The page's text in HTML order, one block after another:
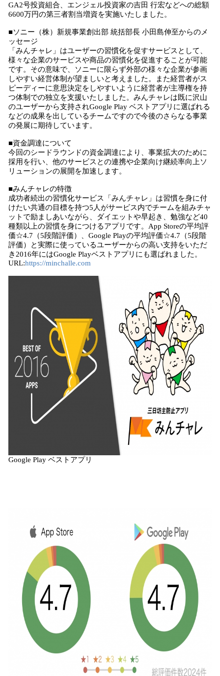
GA2号投資組合、エンジェル投資家の吉田 行宏などへの総額
6600万円の第三者割当増資を実施いたしました。
■ソニー（株）新規事業創出部 統括部長 小田島伸至からのメ
ッセージ
「みんチャレ」はユーザーの習慣化を促すサービスとして、
様々な企業のサービスや商品の習慣化を促進することが可能
です。その意味で、ソニーに限らず外部の様々な企業が参画
しやすい経営体制が望ましいと考えました。また経営者がス
ピーディーに意思決定をしやすいように経営者が主導権を持
つ体制での独立を支援いたしました。みんチャレは既に沢山
のユーザーから支持されGoogle Play ベストアプリに選ばれる
などの成果を出しているチームですので今後のさらなる事業
の発展に期待しています。
■資金調達について
今回のシードラウンドの資金調達により、事業拡大のために
採用を行い、他のサービスとの連携や企業向け継続率向上ソ
リューションの展開を加速します。
■みんチャレの特徴
成功者続出の習慣化サービス「みんチャレ」は習慣を身に付
けたい共通の目標を持つ5人がサービス内でチームを組みチャ
ットで励ましあいながら、ダイエットや早起き、勉強など40
種類以上の習慣を身につけるアプリです。App Storeの平均評
価☆4.7（5段階評価）、Google Playの平均評価☆4.7（5段階
評価）と実際に使っているユーザーからの高い支持をいただ
き2016年にはGoogle Playベストアプリにも選ばれました。
URL:https://minchalle.com
Google Play ベストアプリ